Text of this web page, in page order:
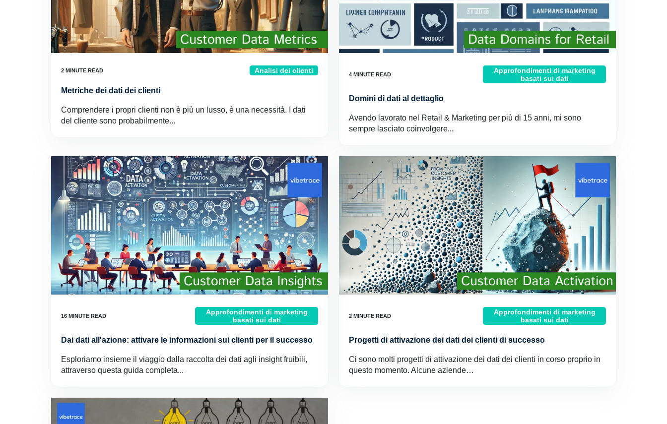
Analisi dei clienti
Metriche dei dati dei clienti
Comprendere i propri clienti non è più un lusso, è una necessità. I dati
del cliente sono probabilmente...
Approfondimenti di marketing
basati sui dati
Domini di dati al dettaglio
Avendo lavorato nel Retail & Marketing per più di 15 anni, mi sono
sempre lasciato coinvolgere...
Approfondimenti di marketing
basati sui dati
Dai dati all'azione: attivare le informazioni sui clienti per il successo
Esploriamo insieme il viaggio dalla raccolta dei dati agli insight fruibili,
attraverso questa guida completa...
Approfondimenti di marketing
basati sui dati
Progetti di attivazione dei dati dei clienti di successo
Ci sono molti progetti di attivazione dei dati dei clienti in corso proprio in
questo momento. Alcune aziende…